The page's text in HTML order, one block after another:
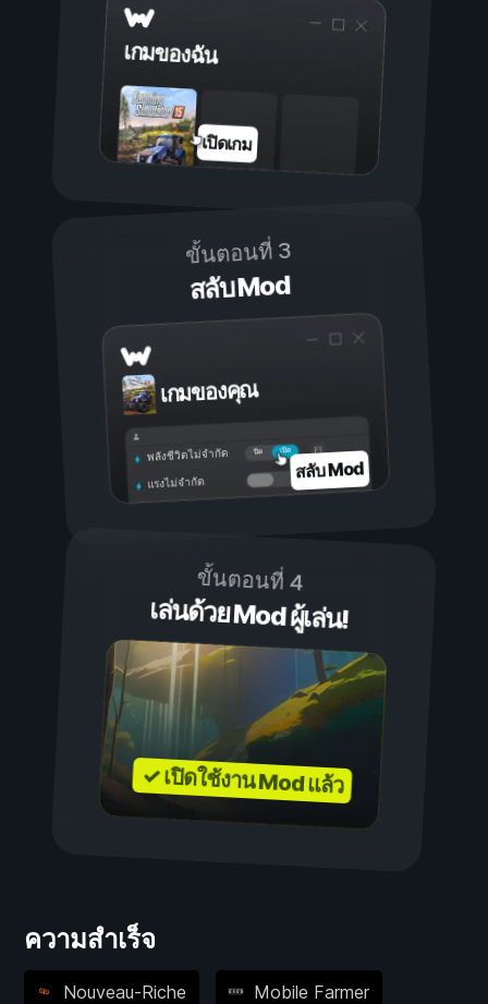
เกมของฉัน
เปิดเกม
ขั้นตอนที่ 3
สลับ Mod
เกมของคุณ
เปิด
ปิด
พลังชีวิตไม่จำกัด
แรงไม่จำกัด สลับ Mod
ขั้นตอนที่ 4
เล่นด้วย Mod ผู้เล่น!
✓ เปิดใช้งาน Mod แล้ว
ความสำเร็จ
Nouveau-Riche Mobile Farmer